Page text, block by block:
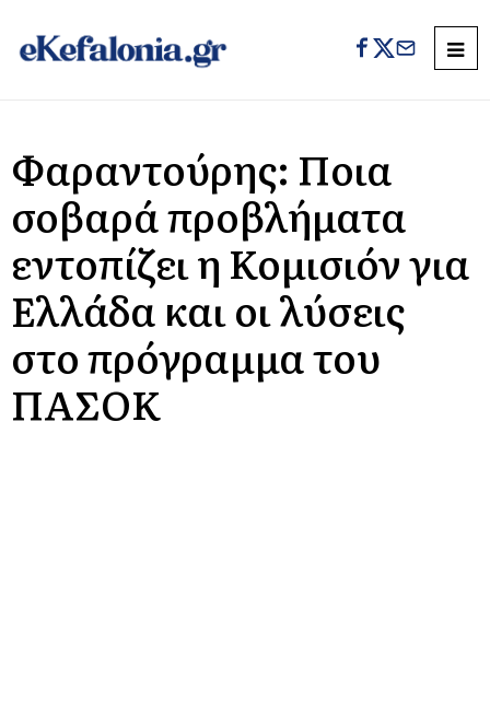
Φαραντούρης: Ποια
σοβαρά προβλήματα
εντοπίζει η Κομισιόν για
Ελλάδα και οι λύσεις
στο πρόγραμμα του
ΠΑΣΟΚ